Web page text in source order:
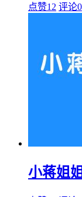
点赞12 评论0
小蒋姐